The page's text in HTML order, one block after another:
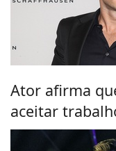
Ator afirma
aceitar